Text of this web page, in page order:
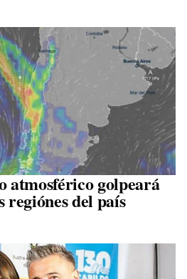
atmosférico golpeará
regiónes del país